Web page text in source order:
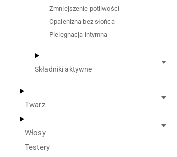
Zmniejszenie potliwości
Opalenizna bez słońca
Pielęgnacja intymna
Składniki aktywne
Twarz
Włosy
Testery